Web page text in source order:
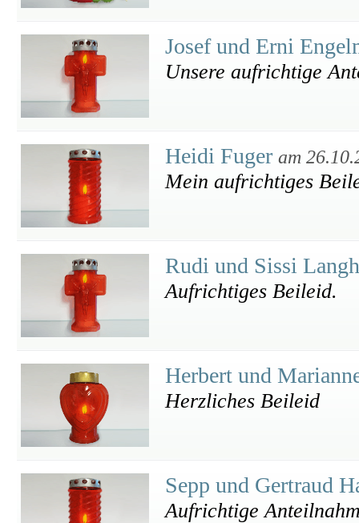
Josef und Erni
Unsere aufrichtige
Heidi Fuger am
Mein aufrichtiges
Rudi und Sissi
Aufrichtiges Beileid.
Herbert und
Herzliches Beileid
Sepp und Gertraud
Aufrichtige